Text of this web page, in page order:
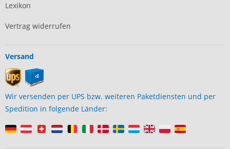
Lexikon
Vertrag widerrufen
Versand
Wir versenden per UPS bzw. weiteren Paketdiensten und per
Spedition in folgende Länder: